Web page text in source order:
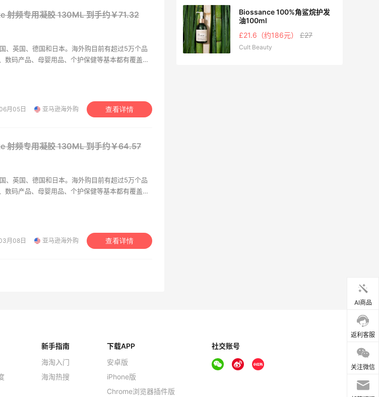
射频专用凝胶 130ML到手约￥71.32
、英国、德国和日本。海外购目前有超过5万个品
码产品、母婴用品、个护保健等基本都有覆盖。
和不会转运的用户提供便利及中国本地客服支
月05日 亚马逊海外购 查看详情
射频专用凝胶 130ML到手约￥64.57
、英国、德国和日本。海外购目前有超过5万个品
码产品、母婴用品、个护保健等基本都有覆盖。
和不会转运的用户提供便利及中国本地客服支
月08日 亚马逊海外购 查看详情
Kiehl's 科颜氏沐浴乳
Bloomingdales
Biossance 100%角鲨烷护发
油100ml
£21.6（约186元） £27
Cult Beauty
AI商品
返利客服
关注微信
新手指南
海淘入门
海淘热搜
下载APP
安卓版
iPhone版
Chrome浏览器插件版
社交账号